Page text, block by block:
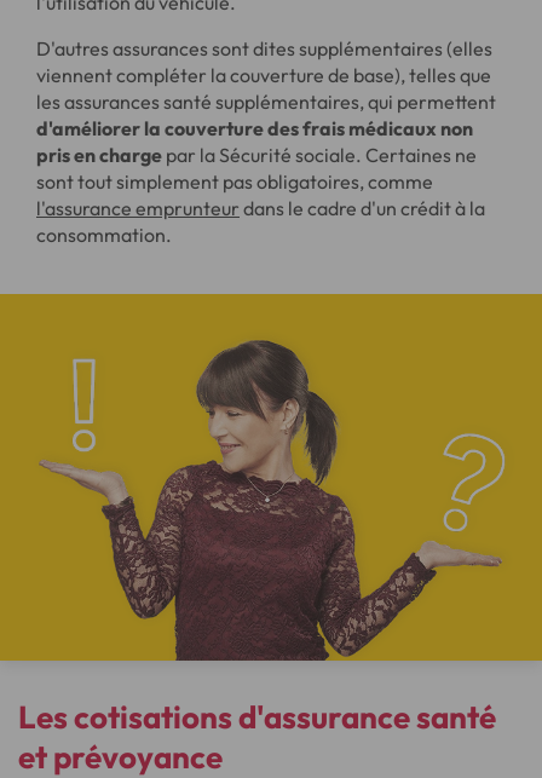
D'autres assurances sont dites supplémentaires (elles
viennent compléter la couverture de base), telles que
les assurances santé supplémentaires, qui permettent
d'améliorer la couverture des frais médicaux non
pris en charge par la Sécurité sociale. Certaines ne
sont tout simplement pas obligatoires, comme
l'assurance emprunteur dans le cadre d'un crédit à la
consommation.
Les cotisations d'assurance santé
et prévoyance